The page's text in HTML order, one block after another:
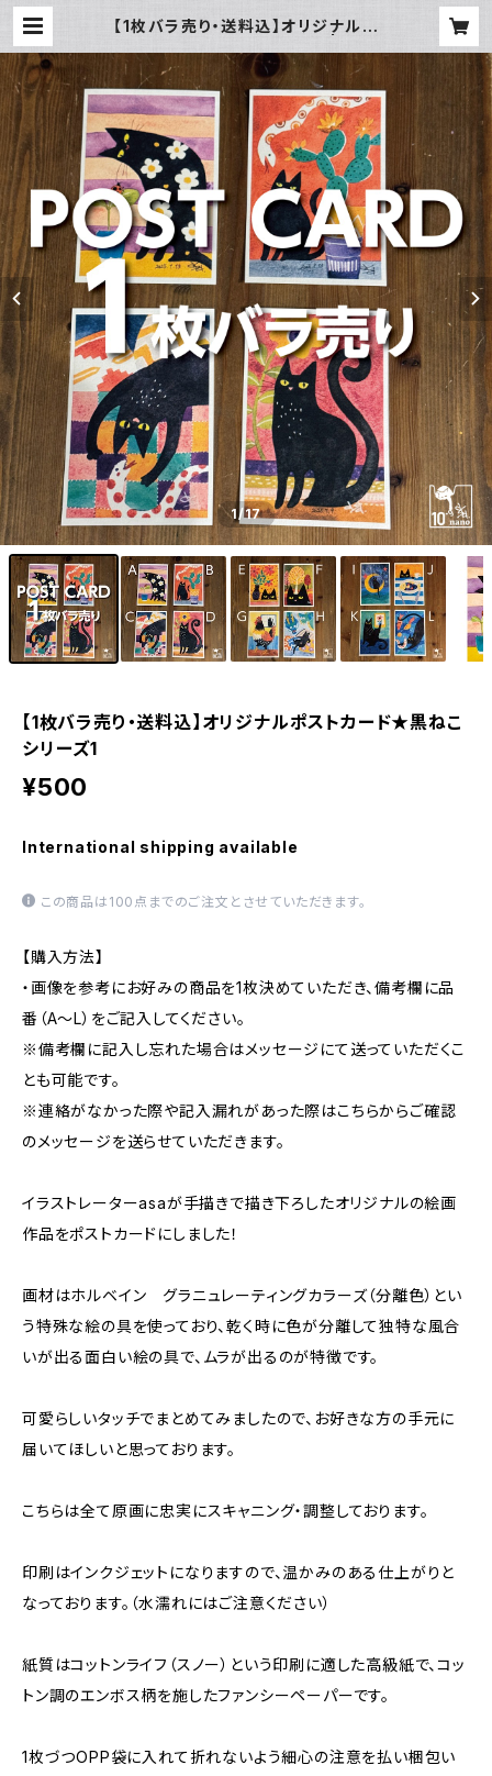
【1枚バラ売り・送料込】オリジナルポ
gn Studio nano
1/17
【1枚バラ売り・送料込】オリジナルポストカード★黒ねこ
シリーズ1
¥500
International shipping available
この商品は100点までのご注文とさせていただきます。
【購入方法】
・画像を参考にお好みの商品を1枚決めていただき、備考欄に品
番（A〜L）をご記入してください。
※備考欄に記入し忘れた場合はメッセージにて送っていただくこ
とも可能です。
※連絡がなかった際や記入漏れがあった際はこちらからご確認
のメッセージを送らせていただきます。
イラストレーターasaが手描きで描き下ろしたオリジナルの絵画
作品をポストカードにしました！
画材はホルベイン グラニュレーティングカラーズ（分離色）とい
う特殊な絵の具を使っており、乾く時に色が分離して独特な風合
いが出る面白い絵の具で、ムラが出るのが特徴です。
可愛らしいタッチでまとめてみましたので、お好きな方の手元に
届いてほしいと思っております。
こちらは全て原画に忠実にスキャニング・調整しております。
印刷はインクジェットになりますので、温かみのある仕上がりと
なっております。（水濡れにはご注意ください）
紙質はコットンライフ（スノー）という印刷に適した高級紙で、コッ
トン調のエンボス柄を施したファンシーペーパーです。
1枚づつOPP袋に入れて折れないよう細心の注意を払い梱包い